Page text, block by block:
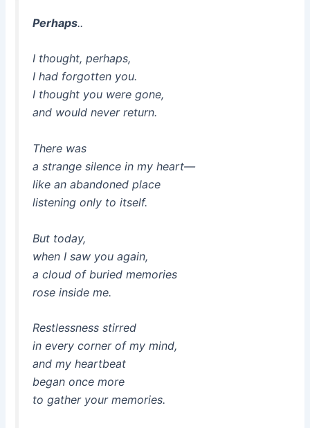
Perhaps..
I thought, perhaps,
I had forgotten you.
I thought you were gone,
and would never return.
There was
a strange silence in my heart—
like an abandoned place
listening only to itself.
But today,
when I saw you again,
a cloud of buried memories
rose inside me.
Restlessness stirred
in every corner of my mind,
and my heartbeat
began once more
to gather your memories.